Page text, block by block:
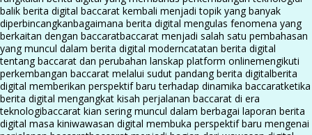
balik berita digital baccarat kembali menjadi topik yang banyak
diperbincangkanbagaimana berita digital mengulas fenomena yang
berkaitan dengan baccaratbaccarat menjadi salah satu pembahasan
yang muncul dalam berita digital moderncatatan berita digital
tentang baccarat dan perubahan lanskap platform onlinemengikuti
perkembangan baccarat melalui sudut pandang berita digitalberita
digital memberikan perspektif baru terhadap dinamika baccaratketika
berita digital mengangkat kisah perjalanan baccarat di era
teknologibaccarat kian sering muncul dalam berbagai laporan berita
digital masa kiniwawasan digital membuka perspektif baru mengenai